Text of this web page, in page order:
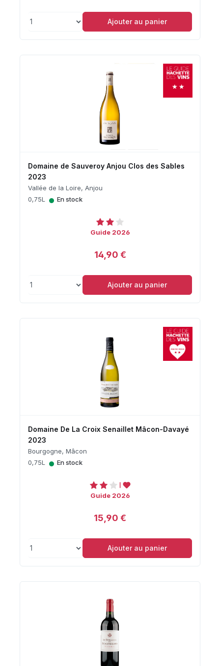
Ajouter au panier
Domaine de Sauveroy Anjou Clos des Sables
2023
Vallée de la Loire, Anjou
0,75L
• En stock
Guide 2026
14,90 €
Ajouter au panier
Domaine De La Croix Senaillet Mâcon-Davayé
2023
Bourgogne, Mâcon
0,75L
• En stock
Guide 2026
15,90 €
Ajouter au panier